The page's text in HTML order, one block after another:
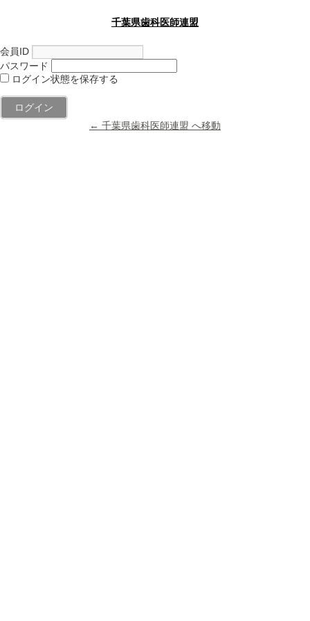
千葉県歯科医師連盟
会員ID
パスワード
ログイン状態を保存する
← 千葉県歯科医師連盟 へ移動